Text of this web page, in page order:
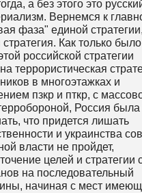
а без этого это
Вернемся к
фаза" единой
Как только было
российской стратегии
террористическая
в многоэтажках и
пзкр и пткр, с
Россия была
что придется лишать
и украинства
власти не пройдет,
целей и стратегии
на последовательный
начиная с мест